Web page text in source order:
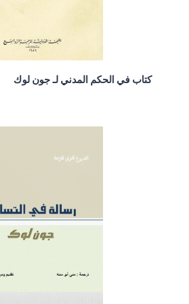
كتاب في الحكم المدني لـ جون لوك